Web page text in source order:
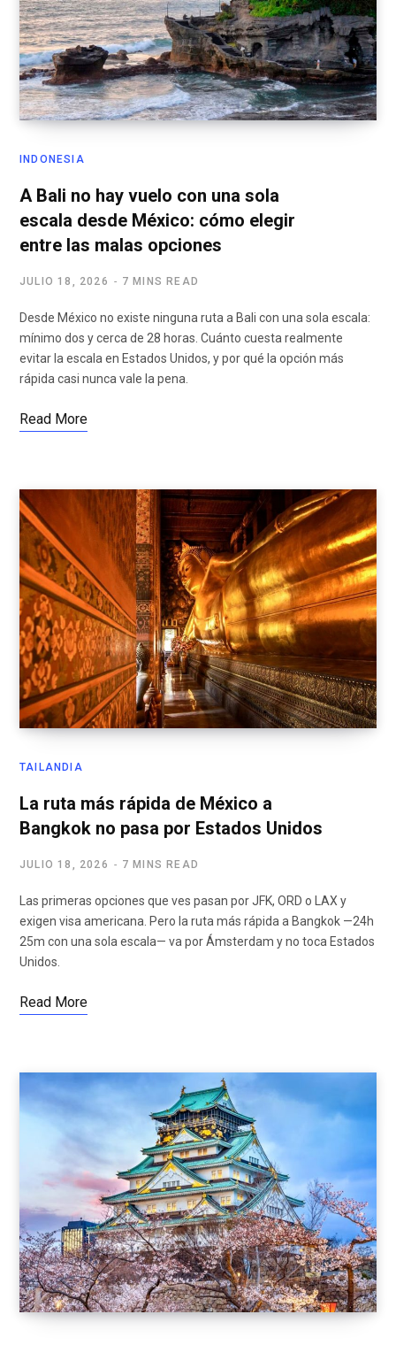
INDONESIA
A Bali no hay vuelo con una sola
escala desde México: cómo elegir
entre las malas opciones
JULIO 18, 2026 7 MINS READ
Desde México no existe ninguna ruta a Bali con una sola escala:
mínimo dos y cerca de 28 horas. Cuánto cuesta realmente
evitar la escala en Estados Unidos, y por qué la opción más
rápida casi nunca vale la pena.
Read More
TAILANDIA
La ruta más rápida de México a
Bangkok no pasa por Estados Unidos
JULIO 18, 2026 7 MINS READ
Las primeras opciones que ves pasan por JFK, ORD o LAX y
exigen visa americana. Pero la ruta más rápida a Bangkok —24h
25m con una sola escala— va por Ámsterdam y no toca Estados
Unidos.
Read More